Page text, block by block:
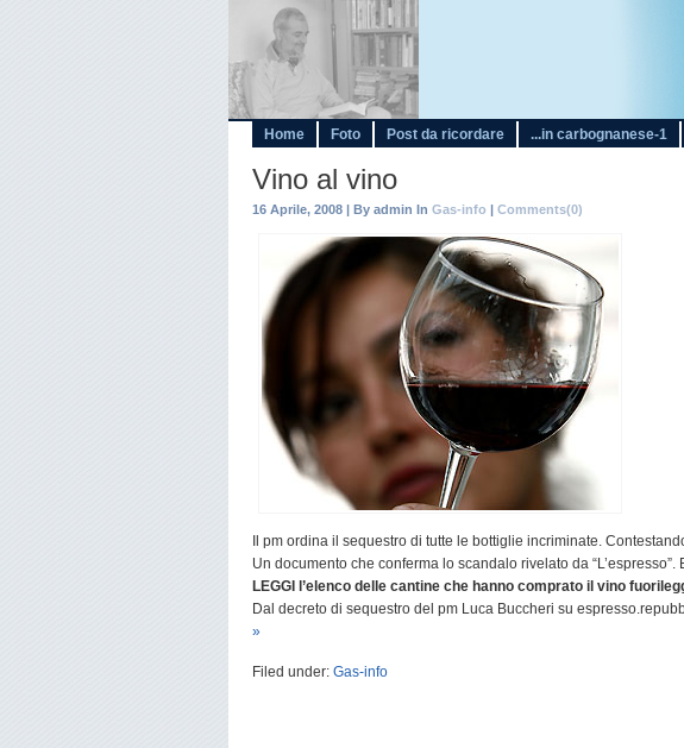
Home Foto Post da ricordare ...in carbognanese-1
Vino al vino
16 Aprile, 2008 | By admin In Gas-info | Comments(0)
Il pm ordina il sequestro di tutte le bottiglie incriminate.
Un documento che conferma lo scandalo rivelato da
LEGGI l’elenco delle cantine che hanno comprato il vino
Dal decreto di sequestro del pm Luca Buccheri su
»
Filed under: Gas-info